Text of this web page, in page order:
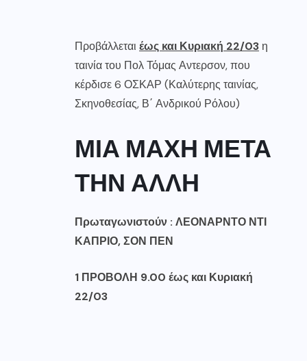
Προβάλλεται έως και Κυριακή 22/03 η
ταινία του Πολ Τόμας Αντερσον, που
κέρδισε 6 ΟΣΚΑΡ (Καλύτερης ταινίας,
Σκηνοθεσίας, Β΄ Ανδρικού Ρόλου)
ΜΙΑ ΜΑΧΗ ΜΕΤΑ
ΤΗΝ ΑΛΛΗ
Πρωταγωνιστούν : ΛΕΟΝΑΡΝΤΟ ΝΤΙ
ΚΑΠΡΙΟ, ΣΟΝ ΠΕΝ
1 ΠΡΟΒΟΛΗ 9.00 έως και Κυριακή
22/03